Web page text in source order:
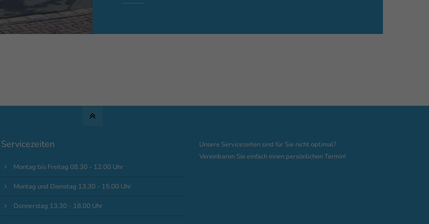
Servicezeiten
Montag bis Freitag 08.30 - 12.00 Uhr
Montag und Dienstag 13.30 - 15.00 Uhr
Donnerstag 13.30 - 18.00 Uhr
Unsere Servicezeiten sind für Sie nicht optimal?
Vereinbaren Sie einfach einen persönlichen Termin!